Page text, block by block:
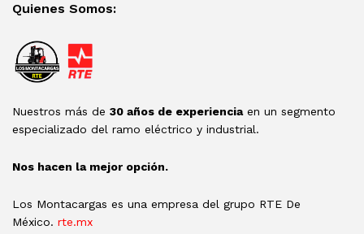
Quienes Somos:
Nuestros más de 30 años de experienciaen un segmento
especializado del ramo eléctrico y industrial.
Nos hacen la mejor opción.
Los Montacargas es una empresa del grupo RTE De
México. rte.mx